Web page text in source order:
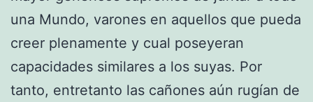
una Mundo, varones en aquellos que pueda
creer plenamente y cual poseyeran
capacidades similares a los suyas. Por
tanto, entretanto las cañones aún rugían de